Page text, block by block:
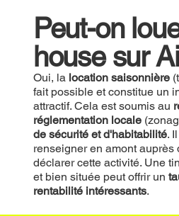
Peut-on
house sur
Oui, la location saisonnière
fait possible et constitue un
attractif. Cela est soumis au
réglementation locale
de sécurité et d'habitabilité.
renseigner en amont auprès
déclarer cette activité. Une
et bien située peut offrir un
rentabilité intéressants.